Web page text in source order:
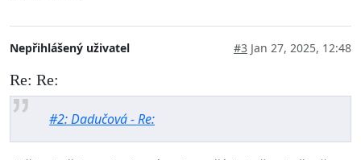
Nepřihlášený uživatel #3 Jan 27, 2025, 12:48
Re: Re:
#2: Dadučová - Re: